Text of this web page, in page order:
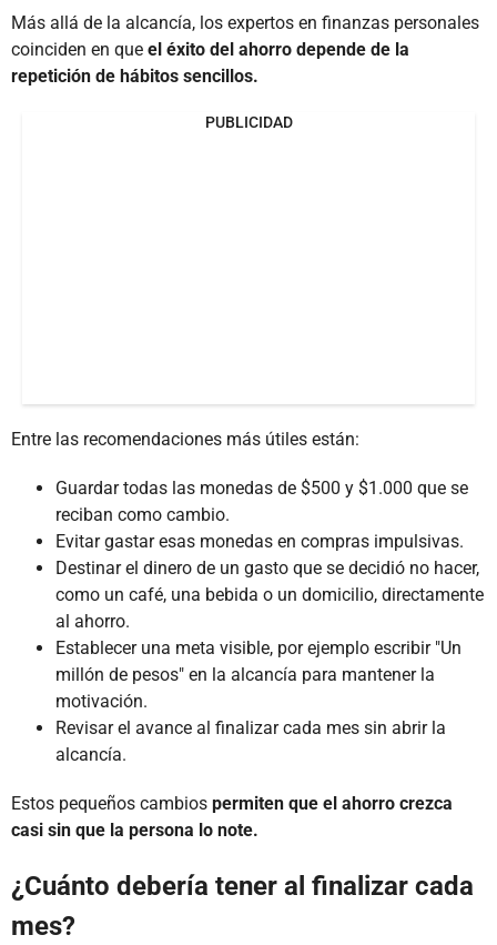
Más allá de la alcancía, los expertos en finanzas personales
coinciden en que el éxito del ahorro depende de la
repetición de hábitos sencillos.
PUBLICIDAD
Entre las recomendaciones más útiles están:
Guardar todas las monedas de $500 y $1.000 que se
reciban como cambio.
Evitar gastar esas monedas en compras impulsivas.
Destinar el dinero de un gasto que se decidió no hacer,
como un café, una bebida o un domicilio, directamente
al ahorro.
Establecer una meta visible, por ejemplo escribir "Un
millón de pesos" en la alcancía para mantener la
motivación.
Revisar el avance al finalizar cada mes sin abrir la
alcancía.
Estos pequeños cambios permiten que el ahorro crezca
casi sin que la persona lo note.
¿Cuánto debería tener al finalizar cada
mes?